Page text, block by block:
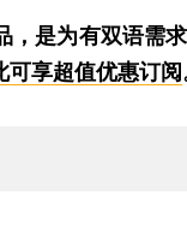
，是为有双语需
可享超值优惠订阅